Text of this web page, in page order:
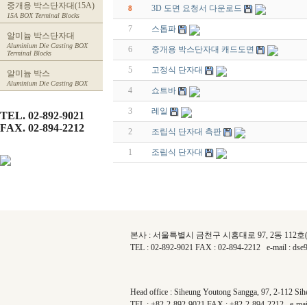
중개용 박스단자대(15A)
15A BOX Terminal Blocks
알미늄 박스단자대
Aluminium Die Casting BOX
Terminal Blocks
알미늄 박스
Aluminium Die Casting BOX
TEL. 02-892-9021
FAX. 02-894-2212
8 3D 도면 요청서 다운로드
7 스톱파
6 중개용 박스단자대 캐드도면
5 고정식 단자대
4 쇼트바
3 레일
2 조립식 단자대 측판
1 조립식 단자대
본사 : 서울특별시 금천구 시흥대로 97, 2동 112
TEL : 02-892-9021 FAX : 02-894-2212 e-mail :
Head office : Siheung Youtong Sangga, 97, 2-112